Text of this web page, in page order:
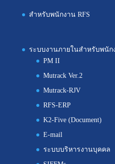
สำหรับพนักงาน RFS
ระบบงานภายในสำหรับพนักง
PM II
Mutrack Ver.2
Mutrack-RJV
RFS-ERP
K2-Five (Document)
E-mail
ระบบบริหารงานบุคคล